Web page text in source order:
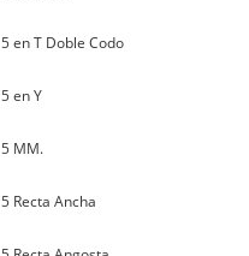
5 en T Doble Codo
5 en Y
5 MM.
5 Recta Ancha